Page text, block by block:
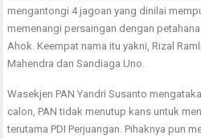
mengantongi 4 jagoan yang dinilai
memenangi persaingan dengan
Ahok. Keempat nama itu yakni, Rizal
Mahendra dan Sandiaga Uno.
Wasekjen PAN Yandri Susanto
calon, PAN tidak menutup kans untuk
terutama PDI Perjuangan. Pihaknya pun